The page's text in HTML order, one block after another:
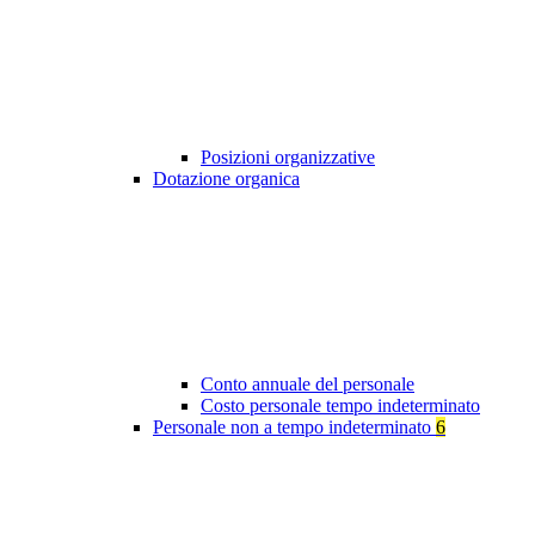
Posizioni organizzative
Dotazione organica
Conto annuale del personale
Costo personale tempo indeterminato
Personale non a tempo indeterminato 6